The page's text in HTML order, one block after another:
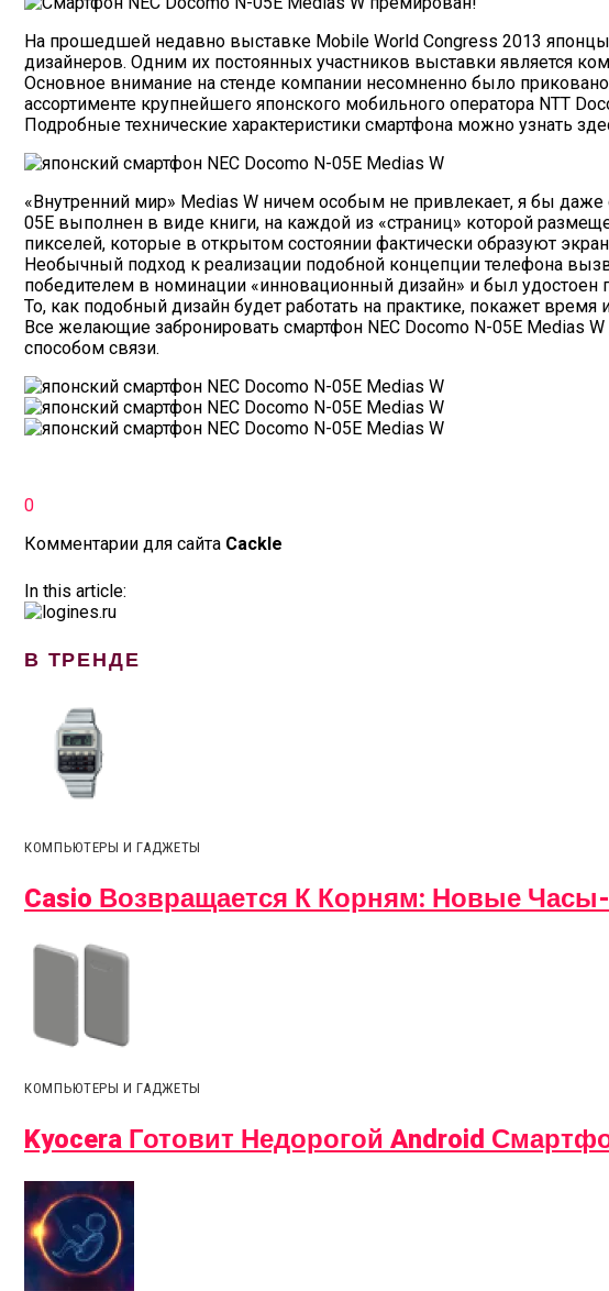
На прошедшей недавно выставке Mobile World Congress 2013
дизайнеров. Одним их постоянных участников выставки является
Основное внимание на стенде компании несомненно было
ассортименте крупнейшего японского мобильного оператора NTT
Подробные технические характеристики смартфона можно узнать
«Внутренний мир» Medias W ничем особым не привлекает, я бы
05E выполнен в виде книги, на каждой из «страниц» которой
пикселей, которые в открытом состоянии фактически образуют
Необычный подход к реализации подобной концепции телефона
победителем в номинации «инновационный дизайн» и был удостоен
То, как подобный дизайн будет работать на практике, покажет
Все желающие забронировать смартфон NEC Docomo N-05E Medias
способом связи.
0
Комментарии для сайта Cackle
In this article:
В ТРЕНДЕ
КОМПЬЮТЕРЫ И ГАДЖЕТЫ
Casio Возвращается К Корням: Новые
КОМПЬЮТЕРЫ И ГАДЖЕТЫ
Kyocera Готовит Недорогой Android